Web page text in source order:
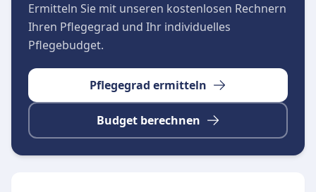
Ermitteln Sie mit unseren kostenlosen Rechnern
Ihren Pflegegrad und Ihr individuelles
Pflegebudget.
Pflegegrad ermitteln
Budget berechnen